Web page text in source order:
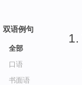
双语例句
全部
口语
书面语